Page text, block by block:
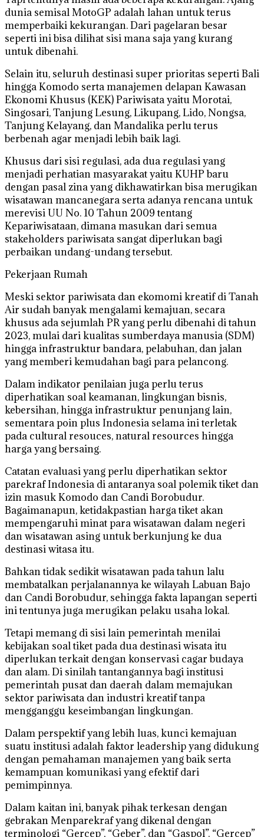
dunia semisal MotoGP adalah lahan untuk terus
memperbaiki kekurangan. Dari pagelaran besar
seperti ini bisa dilihat sisi mana saja yang kurang
untuk dibenahi.
Selain itu, seluruh destinasi super prioritas seperti Bali
hingga Komodo serta manajemen delapan Kawasan
Ekonomi Khusus (KEK) Pariwisata yaitu Morotai,
Singosari, Tanjung Lesung, Likupang, Lido, Nongsa,
Tanjung Kelayang, dan Mandalika perlu terus
berbenah agar menjadi lebih baik lagi.
Khusus dari sisi regulasi, ada dua regulasi yang
menjadi perhatian masyarakat yaitu KUHP baru
dengan pasal zina yang dikhawatirkan bisa merugikan
wisatawan mancanegara serta adanya rencana untuk
merevisi UU No. 10 Tahun 2009 tentang
Kepariwisataan, dimana masukan dari semua
stakeholders pariwisata sangat diperlukan bagi
perbaikan undang-undang tersebut.
Pekerjaan Rumah
Meski sektor pariwisata dan ekomomi kreatif di Tanah
Air sudah banyak mengalami kemajuan, secara
khusus ada sejumlah PR yang perlu dibenahi di tahun
2023, mulai dari kualitas sumberdaya manusia (SDM)
hingga infrastruktur bandara, pelabuhan, dan jalan
yang memberi kemudahan bagi para pelancong.
Dalam indikator penilaian juga perlu terus
diperhatikan soal keamanan, lingkungan bisnis,
kebersihan, hingga infrastruktur penunjang lain,
sementara poin plus Indonesia selama ini terletak
pada cultural resouces, natural resources hingga
harga yang bersaing.
Catatan evaluasi yang perlu diperhatikan sektor
parekraf Indonesia di antaranya soal polemik tiket dan
izin masuk Komodo dan Candi Borobudur.
Bagaimanapun, ketidakpastian harga tiket akan
mempengaruhi minat para wisatawan dalam negeri
dan wisatawan asing untuk berkunjung ke dua
destinasi witasa itu.
Bahkan tidak sedikit wisatawan pada tahun lalu
membatalkan perjalanannya ke wilayah Labuan Bajo
dan Candi Borobudur, sehingga fakta lapangan seperti
ini tentunya juga merugikan pelaku usaha lokal.
Tetapi memang di sisi lain pemerintah menilai
kebijakan soal tiket pada dua destinasi wisata itu
diperlukan terkait dengan konservasi cagar budaya
dan alam. Di sinilah tantangannya bagi institusi
pemerintah pusat dan daerah dalam memajukan
sektor pariwisata dan industri kreatif tanpa
mengganggu keseimbangan lingkungan.
Dalam perspektif yang lebih luas, kunci kemajuan
suatu institusi adalah faktor leadership yang didukung
dengan pemahaman manajemen yang baik serta
kemampuan komunikasi yang efektif dari
pemimpinnya.
Dalam kaitan ini, banyak pihak terkesan dengan
gebrakan Menparekraf yang dikenal dengan
terminologi “Gercep”, “Geber”, dan “Gaspol”. “Gercep”